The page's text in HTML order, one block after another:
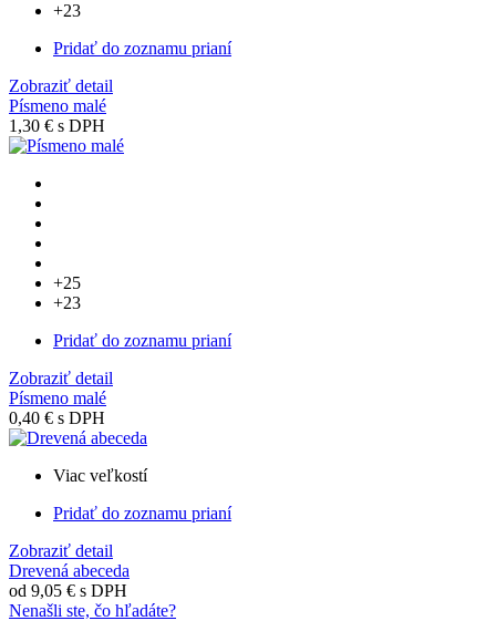
+23
Pridať do zoznamu prianí
Zobraziť detail
Písmeno malé
1,30 € s DPH
+25
+23
Pridať do zoznamu prianí
Zobraziť detail
Písmeno malé
0,40 € s DPH
Viac veľkostí
Pridať do zoznamu prianí
Zobraziť detail
Drevená abeceda
od 9,05 € s DPH
Nenašli ste, čo hľadáte?